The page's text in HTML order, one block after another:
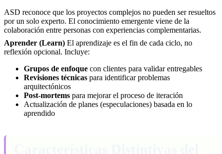
ASD reconoce que los proyectos complejos no pueden ser resueltos
por un solo experto. El conocimiento emergente viene de la
colaboración entre personas con experiencias complementarias.
Aprender (Learn) El aprendizaje es el fin de cada ciclo, no
reflexión opcional. Incluye:
Grupos de enfoque con clientes para validar entregables
Revisiones técnicas para identificar problemas
arquitectónicos
Post-mortems para mejorar el proceso de iteración
Actualización de planes (especulaciones) basada en lo
aprendido